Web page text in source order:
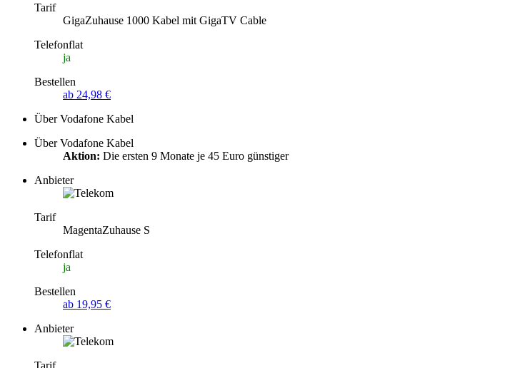
Tarif
GigaZuhause 1000 Kabel mit GigaTV Cable
Telefonflat
ja
Bestellen
ab 24,98 €
Über Vodafone Kabel
Über Vodafone Kabel
Aktion: Die ersten 9 Monate je 45 Euro günstiger
Anbieter
Tarif
MagentaZuhause S
Telefonflat
ja
Bestellen
ab 19,95 €
Anbieter
Tarif